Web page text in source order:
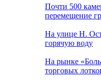
Почти 500
перемещение
На улице Н.
горячую воду
На рынке
торговых